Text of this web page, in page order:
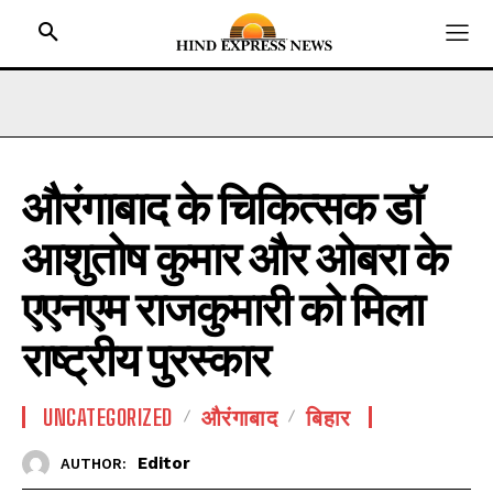
HOME
BIHAR
JHARKHAND
UTTAR PRADESH
MADHYA PRADESH
NATIONAL NEWS
CRIME NEWS
औरंगाबाद के चिकित्सक डॉ
आशुतोष कुमार और ओबरा के
एएनएम राजकुमारी को मिला
राष्ट्रीय पुरस्कार
UNCATEGORIZED औरंगाबाद बिहार
AUTHOR: Editor